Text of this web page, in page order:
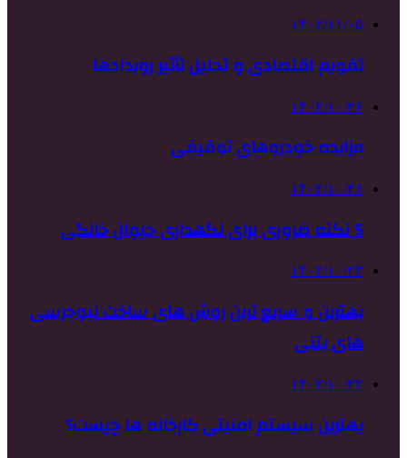
۱۴۰۲/۱۱/۰۵
تقویم اقتصادی و تحلیل تأثیر رویدادها
۱۴۰۲/۱۰/۲۶
مزایده خودروهای توقیفی
۱۴۰۲/۱۰/۲۶
5 نکته ضروری برای نگهداری حیوان خانگی
۱۴۰۲/۱۰/۲۳
بهترین و سریع ترین روش های ساخت نیوجرسی
های بتنی
۱۴۰۲/۱۰/۲۲
بهترین سیستم امنیتی کارخانه ها چیست؟